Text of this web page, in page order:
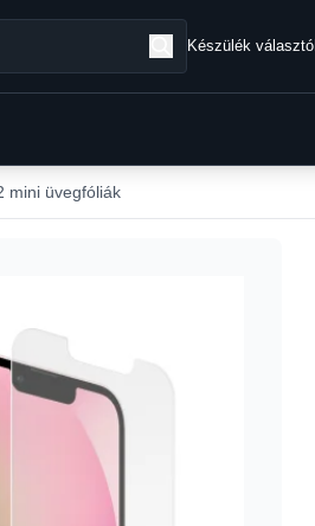
Készülék választó
mini üvegfóliák